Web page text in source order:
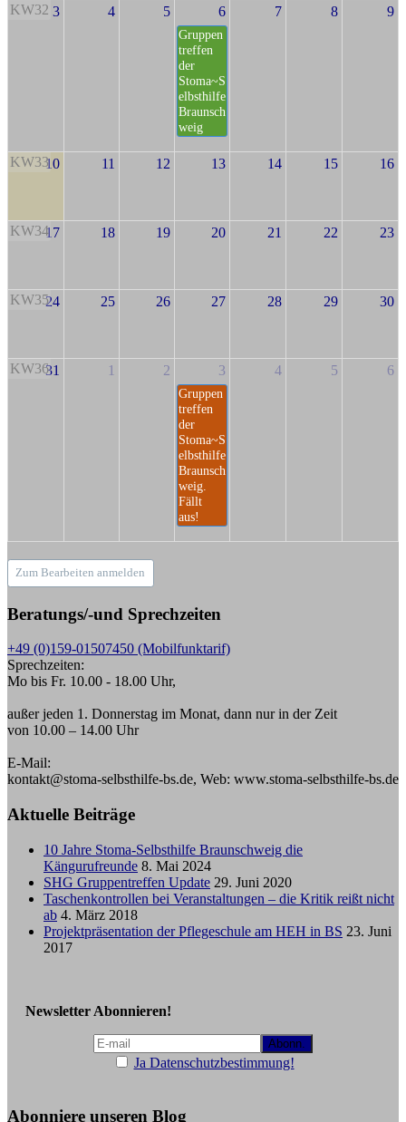
KW32 3 4 5 6
Gruppen
treffen
der
Stoma~S
elbsthilfe
Braunsch
weig
7 8 9
KW3310 11 12 13 14 15 16
KW3417 18 19 20 21 22 23
KW3524 25 26 27 28 29 30
KW3631 1 2 3
Gruppen
treffen
der
Stoma~S
elbsthilfe
Braunsch
weig.
Fällt
aus!
4 5 6
Zum Bearbeiten anmelden
Beratungs/-und Sprechzeiten
+49 (0)159-01507450 (Mobilfunktarif)
Sprechzeiten:
Mo bis Fr. 10.00 - 18.00 Uhr,
außer jeden 1. Donnerstag im Monat, dann nur in der Zeit
von 10.00 – 14.00 Uhr
E-Mail:
kontakt@stoma-selbsthilfe-bs.de, Web: www.stoma-selbsthilfe-bs.de
Aktuelle Beiträge
10 Jahre Stoma-Selbsthilfe Braunschweig die
Kängurufreunde 8. Mai 2024
SHG Gruppentreffen Update 29. Juni 2020
Taschenkontrollen bei Veranstaltungen – die Kritik reißt nicht
ab 4. März 2018
Projektpräsentation der Pflegeschule am HEH in BS 23. Juni
2017
Newsletter Abonnieren!
Ja Datenschutzbestimmung!
Abonniere unseren Blog